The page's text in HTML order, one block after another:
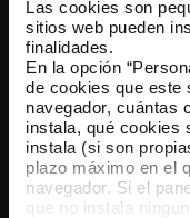
Las cookies son
sitios web pueden
finalidades.
En la opción
de cookies que este
navegador, cuántas
instala, qué cookies
instala (si son
plazo máximo en el
navegador. Si el
que no instala
TMB App
Descárgate TMB App
App Store